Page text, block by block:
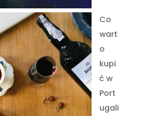
Co
wart
o
kupi
ć w
Port
ugali